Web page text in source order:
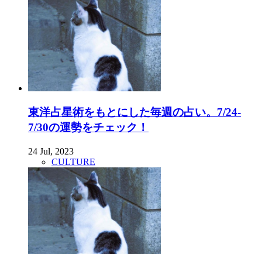
東洋占星術をもとにした毎週の占い。7/24-
7/30の運勢をチェック！
24 Jul, 2023
CULTURE